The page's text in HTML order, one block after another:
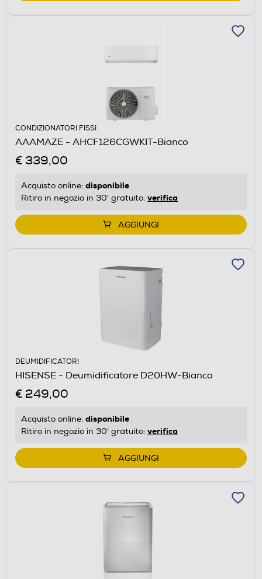
CONDIZIONATORI FISSI
AAAMAZE - AHCF126CGWKIT-Bianco
€ 339,00
Acquisto online: disponibile
Ritiro in negozio in 30' gratuito: verifica
AGGIUNGI
DEUMIDIFICATORI
HISENSE - Deumidificatore D20HW-Bianco
€ 249,00
Acquisto online: disponibile
Ritiro in negozio in 30' gratuito: verifica
AGGIUNGI